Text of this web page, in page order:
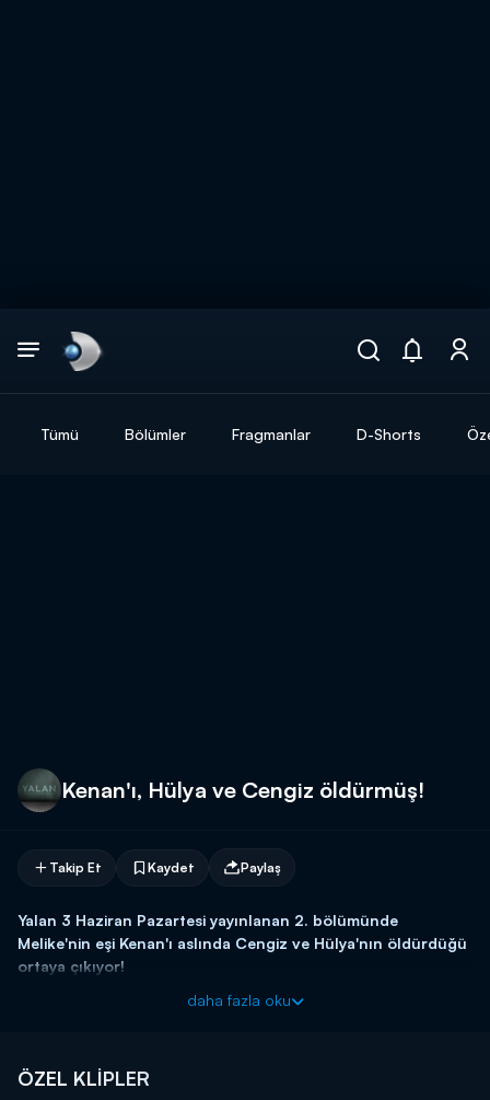
Tümü Bölümler Fragmanlar D-Shorts
Kenan'ı, Hülya ve Cengiz öldürmüş!
Takip Et Kaydet Paylaş
Yalan 3 Haziran Pazartesi yayınlanan 2. bölümünde
Melike'nin eşi Kenan'ı aslında Cengiz ve Hülya'nın öldürdüğü
ortaya çıkıyor!
Yalan yeni bölümleriyle her pazartesi 20.00'da Kanal D'de!
daha fazla oku
ÖZEL KLİPLER